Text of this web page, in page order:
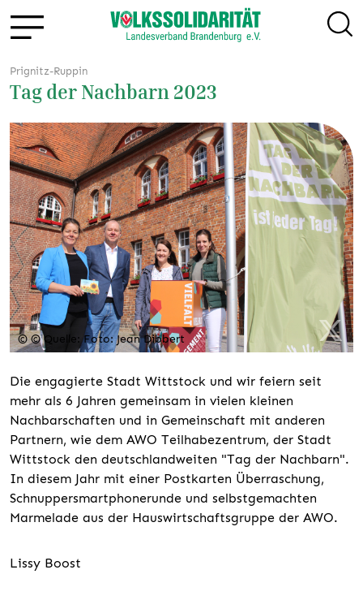
Prignitz-Ruppin
Tag der Nachbarn 2023
© © Quelle: Foto: Jean Dibbert
Die engagierte Stadt Wittstock und wir feiern seit
mehr als 6 Jahren gemeinsam in vielen kleinen
Nachbarschaften und in Gemeinschaft mit anderen
Partnern, wie dem AWO Teilhabezentrum, der Stadt
Wittstock den deutschlandweiten "Tag der Nachbarn".
In diesem Jahr mit einer Postkarten Überraschung,
Schnuppersmartphonerunde und selbstgemachten
Marmelade aus der Hauswirtschaftsgruppe der AWO.
Lissy Boost